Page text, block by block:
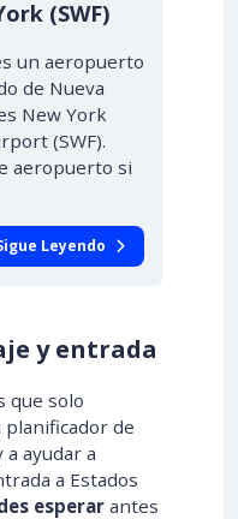
(SWF)
un aeropuerto
de Nueva
New York
(SWF).
aeropuerto si
Leyendo
y entrada
que solo
de
ayudar a
a Estados
esperarantes